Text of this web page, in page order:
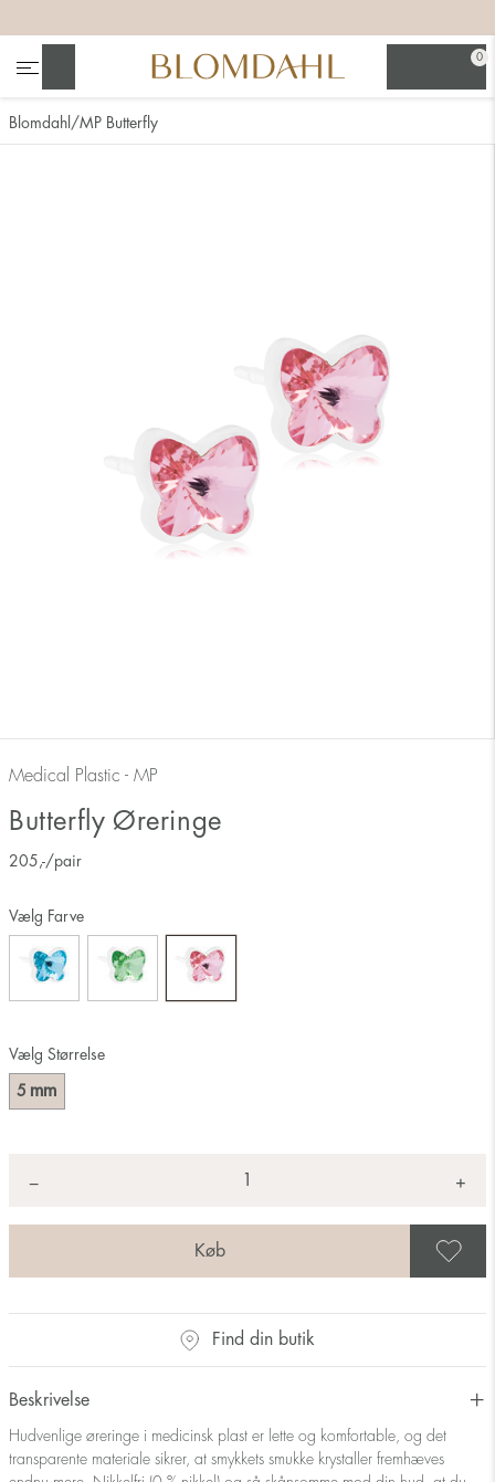
0
Blomdahl MP Butterfly
Medical Plastic - MP
Butterfly Øreringe
205 ,-/pair
Vælg Størrelse
5 mm
Vælg Farve
− +
Find din butik
Beskrivelse
Hudvenlige øreringe i medicinsk plast er lette og komfortable, og det
transparente materiale sikrer, at smykkets smukke krystaller fremhæves